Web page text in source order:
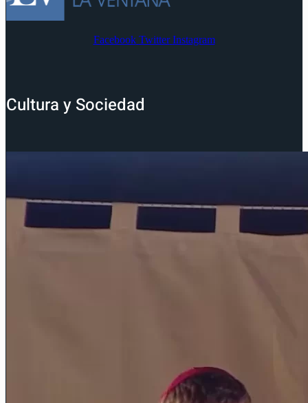
Facebook Twitter Instagram
Cultura y Sociedad